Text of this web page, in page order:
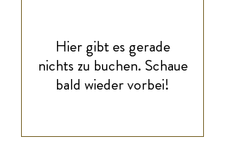
Hier gibt es gerade
nichts zu buchen. Schaue
bald wieder vorbei!